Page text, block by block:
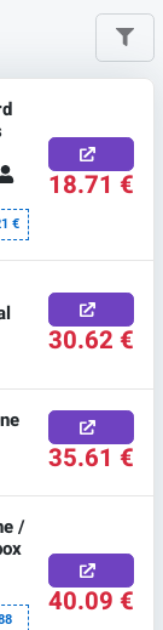
€
18.71 €
30.62 €
35.61 €
/
40.09 €